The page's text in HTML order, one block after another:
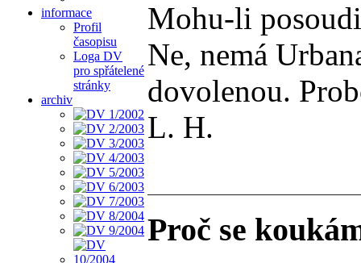
informace
Profil
časopisu
Loga DV
pro spřátelené
stránky
archiv
Mohu-li
Ne, nemá
dovolenou.
L. H.
Proč se